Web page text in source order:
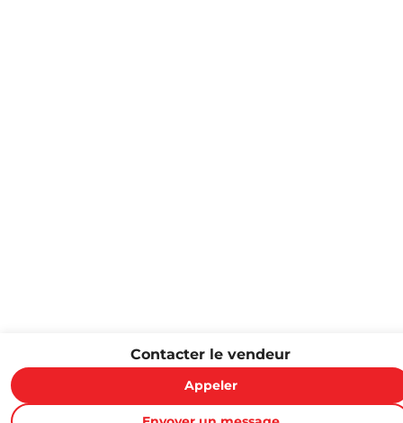
Contacter le vendeur
Appeler